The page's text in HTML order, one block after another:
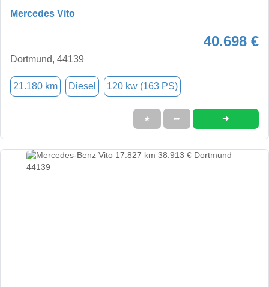
Mercedes Vito
40.698 €
Dortmund, 44139
21.180 km Diesel 120 kw (163 PS)
★ ➦ ➜